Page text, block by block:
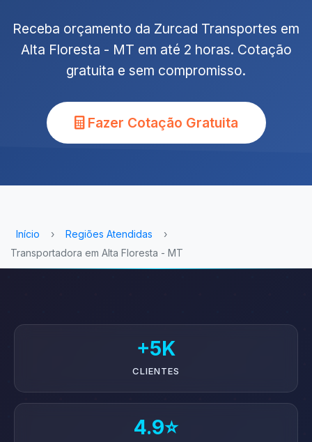
Receba orçamento da Zurcad Transportes em
Alta Floresta - MT em até 2 horas. Cotação
gratuita e sem compromisso.
Fazer Cotação Gratuita
Início › Regiões Atendidas
›
Transportadora em Alta Floresta - MT
+5K
CLIENTES
4.9⭐